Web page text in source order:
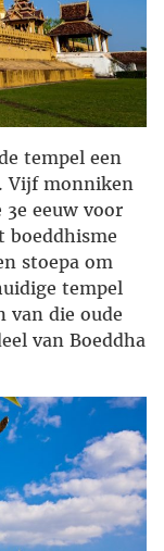
tempel een
Vijf monniken
eeuw voor
boeddhisme
stoepa om
tempel
van die oude
van Boeddha